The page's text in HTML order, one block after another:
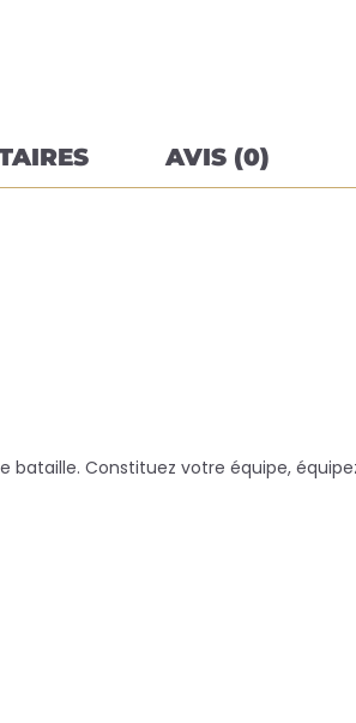
AVIS (0)
Constituez votre équipe,